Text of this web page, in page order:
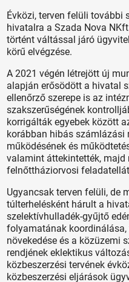
Évközi, terven felüli
hivatalra a Szada Nova
történt váltással járó
körű elvégzése.
A 2021 végén létrejött új
alapján erősödött a hivatal
ellenőrző szerepe is az
szakszerűségének
korrigálták egyebek között
korábban hibás számlázási
működésének és
valamint áttekintették,
felnőttháziorvosi
Ugyancsak terven felüli, de
túlterhelésként hárult a
szelektívhulladék-gyűjtő
folyamatának
növekedése és a közüzemi
rendjének eklektikus
közbeszerzési tervének
közbeszerzési eljárások